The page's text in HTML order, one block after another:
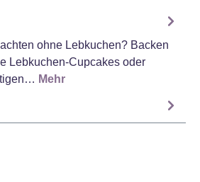
ohne Lebkuchen? Backen
Lebkuchen-Cupcakes oder
Mehr